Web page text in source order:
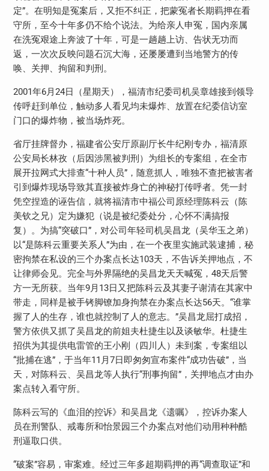
定”。在明知是冤案后，又拒不纠正，把蒙冤者长期羁押在看
守所，至今十年多仍不给个说法。为给亲人申冤，国内亲属
在洗冤艰途上奔波了十年，可是一趟趟上访、告状无功而
返，一次次反映问题石沉大海，还屡屡遭到当地警方的传
唤、关押、拘留和判刑。
2001年6月24日（星期天），福清市纪委司机吴章雄接到领导
传呼赶到单位，触动多人看见均未爆炸、放置在纪委信访室
门口的爆炸物，被当场炸死。
省厅挂牌督办，福建省公安厅原副厅长牛纪刚专办，福清原
公安局长林孜（后因涉黑被判刑）为组长的专案组，在全市
展开拉网式大排查“十种人员”，随意抓人，唯独不查把被害者
引到爆炸现场导致其直接被炸身亡的神秘打传呼者。凭一封
凭空捏造的诬告信，就将福清市中福公司原经理陈科云（陈
美钦之兄）定为嫌犯（说是被纪委处分，心怀不满搞报
复）。为搞“突破口”，对公司年轻司机吴昌龙（吴华玉之弟）
以“是陈科云重要关系人”为由，在一个夜里实施武装逮捕，秘
密拘禁在私设的三个办案点长达103天，不告诉关押地点，不
让律师会见。完全与外界隔绝的吴昌龙天天喊冤，48天后警
方一无所获。当年9月13日又把陈科云及其妻子谢清在其家中
带走，同样是被手铐脚镣加身拘禁在办案点长达56天。“谁掌
握了人的生存，谁也就控制了人的意志。”吴昌龙屈打成招，
警方依供又抓了吴昌龙的前姐夫杜捷生以及谈敏华。杜捷生
招供为其提供电雷管的王小刚（四川人）未到案，专案组以
“批捕在逃”，于当年11月7日即匆匆宣布案件“成功告破”，当
天，对陈科云、吴昌龙等人执行“刑事拘留”，关押地点才由办
案点转入看守所。
陈科云写的《血泪的控诉》和吴昌龙《遗嘱》，控诉办案人
员在刑警队、戒毒所和怡景园三个办案点对他们动用种种酷
刑逼取口供。
“破案”容易，审案难。经过三年多超期羁押的再“调查取证”和